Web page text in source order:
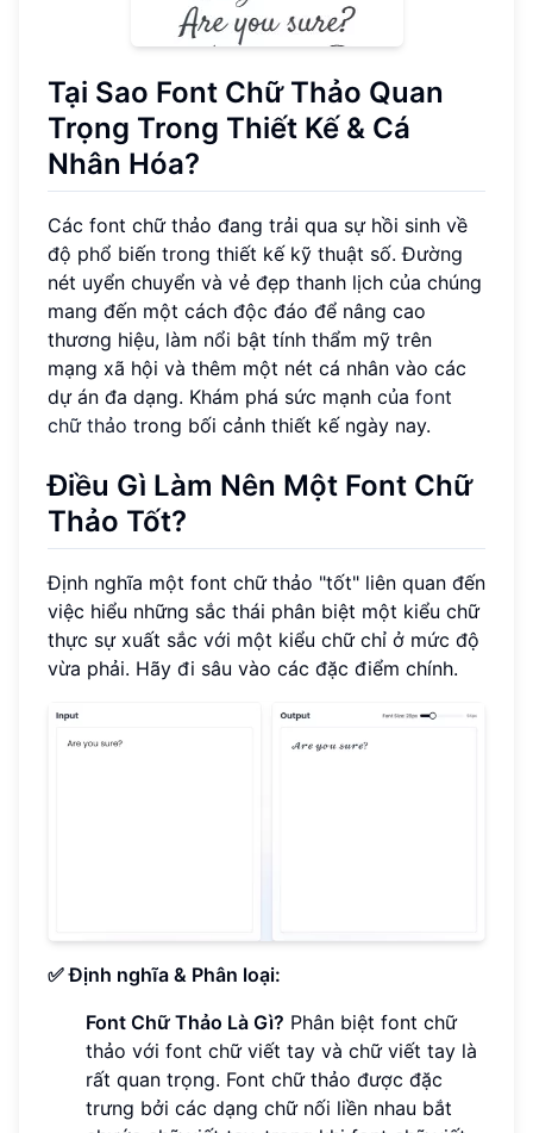
Tại Sao Font Chữ Thảo Quan
Trọng Trong Thiết Kế & Cá
Nhân Hóa?
Các font chữ thảo đang trải qua sự hồi sinh về
độ phổ biến trong thiết kế kỹ thuật số. Đường
nét uyển chuyển và vẻ đẹp thanh lịch của chúng
mang đến một cách độc đáo để nâng cao
thương hiệu, làm nổi bật tính thẩm mỹ trên
mạng xã hội và thêm một nét cá nhân vào các
dự án đa dạng. Khám phá sức mạnh của font
chữ thảo trong bối cảnh thiết kế ngày nay.
Điều Gì Làm Nên Một Font Chữ
Thảo Tốt?
Định nghĩa một font chữ thảo "tốt" liên quan đến
việc hiểu những sắc thái phân biệt một kiểu chữ
thực sự xuất sắc với một kiểu chữ chỉ ở mức độ
vừa phải. Hãy đi sâu vào các đặc điểm chính.
✅ Định nghĩa & Phân loại:
Font Chữ Thảo Là Gì? Phân biệt font chữ
thảo với font chữ viết tay và chữ viết tay là
rất quan trọng. Font chữ thảo được đặc
trưng bởi các dạng chữ nối liền nhau bắt